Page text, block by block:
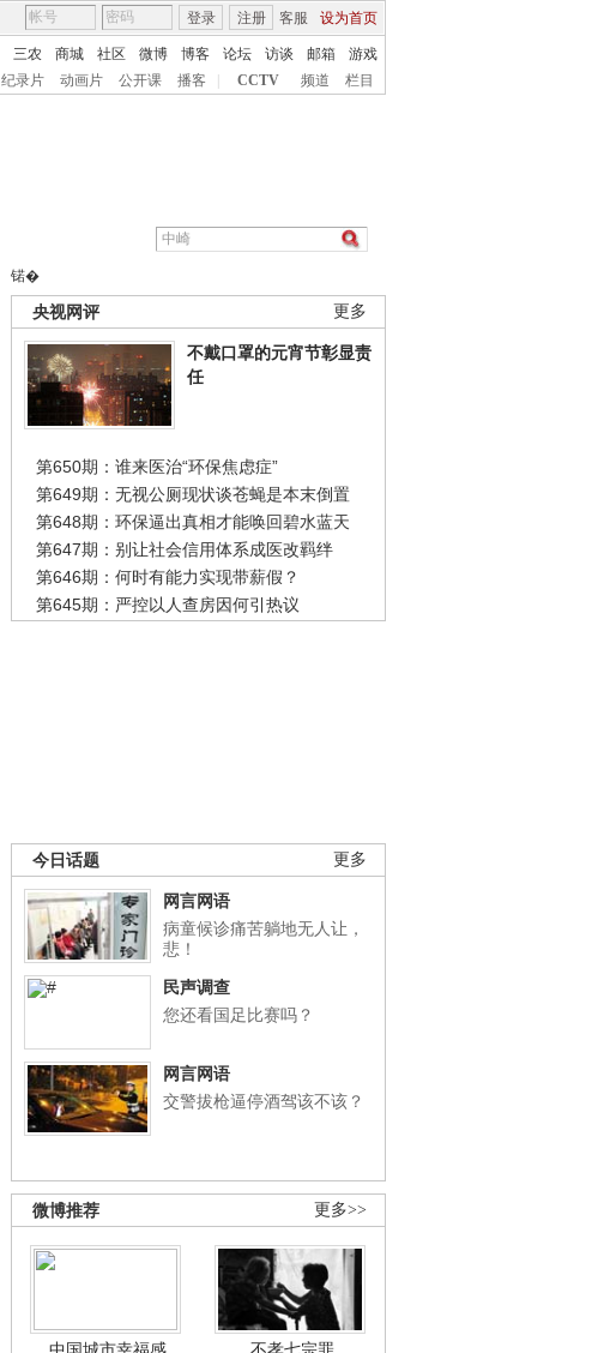
客服 设为首页
登录 注册
三农 商城 社区 微博 博客 论坛 访谈 邮箱
游戏
纪录片 动画片 公开课 播客 CCTV 频道 栏目
锘�
更多
央视网评
不戴口罩的元宵节彰显责
任
第650期：谁来医治“环保焦虑症”
第649期：无视公厕现状谈苍蝇是本末倒置
第648期：环保逼出真相才能唤回碧水蓝天
第647期：别让社会信用体系成医改羁绊
第646期：何时有能力实现带薪假？
第645期：严控以人查房因何引热议
更多
今日话题
网言网语
病童候诊痛苦躺地无人让，
悲！
民声调查
您还看国足比赛吗？
网言网语
交警拔枪逼停酒驾该不该？
更多>>
微博推荐